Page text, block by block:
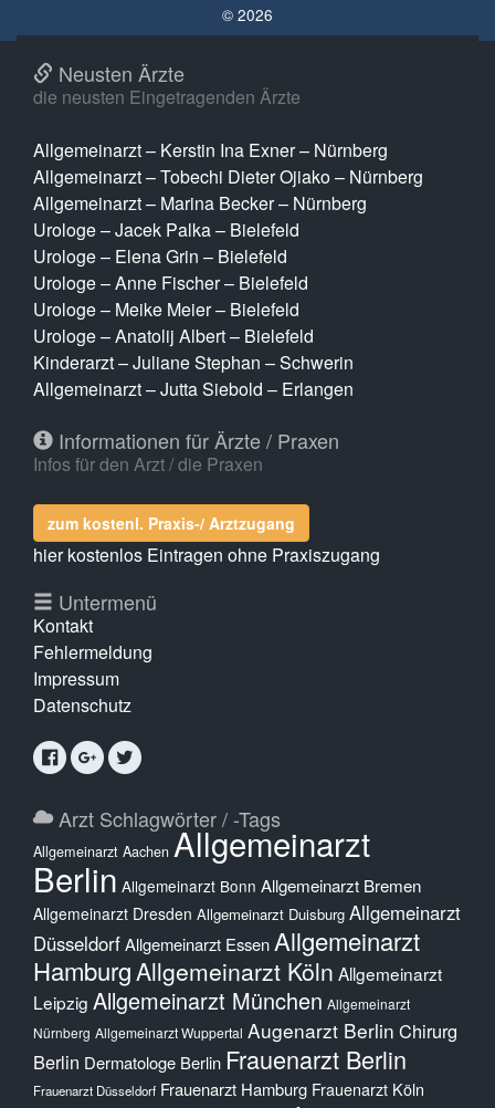
© 2026
Neusten Ärzte
die neusten Eingetragenden Ärzte
Allgemeinarzt – Kerstin Ina Exner – Nürnberg
Allgemeinarzt – Tobechi Dieter Ojiako – Nürnberg
Allgemeinarzt – Marina Becker – Nürnberg
Urologe – Jacek Palka – Bielefeld
Urologe – Elena Grin – Bielefeld
Urologe – Anne Fischer – Bielefeld
Urologe – Meike Meier – Bielefeld
Urologe – Anatolij Albert – Bielefeld
Kinderarzt – Juliane Stephan – Schwerin
Allgemeinarzt – Jutta Siebold – Erlangen
Informationen für Ärzte / Praxen
Infos für den Arzt / die Praxen
zum kostenl. Praxis-/ Arztzugang
hier kostenlos Eintragen ohne Praxiszugang
Untermenü
Kontakt
Fehlermeldung
Impressum
Datenschutz
Arzt Schlagwörter / -Tags
Allgemeinarzt Aachen Allgemeinarzt
Berlin Allgemeinarzt Bonn Allgemeinarzt Bremen
Allgemeinarzt Dresden Allgemeinarzt Duisburg Allgemeinarzt
DüsseldorfAllgemeinarzt Essen Allgemeinarzt
HamburgAllgemeinarzt Köln Allgemeinarzt
Leipzig Allgemeinarzt München Allgemeinarzt
Nürnberg Allgemeinarzt Wuppertal Augenarzt Berlin Chirurg
Berlin Dermatologe Berlin Frauenarzt Berlin
Frauenarzt Düsseldorf Frauenarzt Hamburg Frauenarzt Köln